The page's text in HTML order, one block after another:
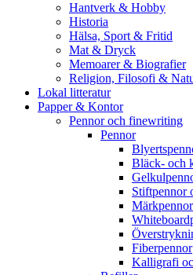
Hantverk & Hobby
Historia
Hälsa, Sport & Fritid
Mat & Dryck
Memoarer & Biografier
Religion, Filosofi &
Lokal litteratur
Papper & Kontor
Pennor och finewriting
Pennor
Bläck- och
Stiftpennor
Märkpennor
Fiberpennor
Kalligrafi